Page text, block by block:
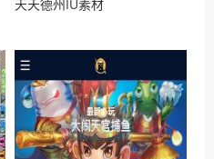
天天德州IU素材